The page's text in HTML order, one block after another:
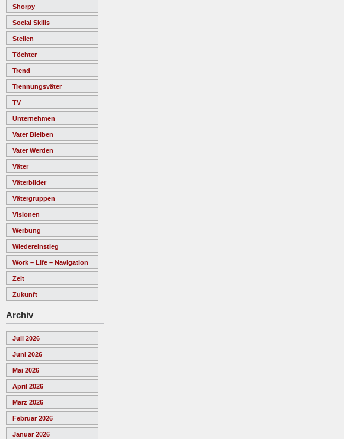
Shorpy
Social Skills
Stellen
Töchter
Trend
Trennungsväter
TV
Unternehmen
Vater Bleiben
Vater Werden
Väter
Väterbilder
Vätergruppen
Visionen
Werbung
Wiedereinstieg
Work – Life – Navigation
Zeit
Zukunft
Archiv
Juli 2026
Juni 2026
Mai 2026
April 2026
März 2026
Februar 2026
Januar 2026